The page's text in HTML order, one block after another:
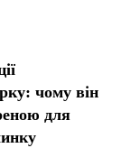
чому він
для